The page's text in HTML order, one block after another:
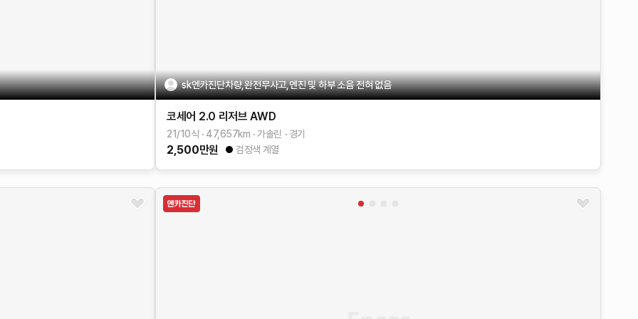
sk엔카진단차량,완전무사고,엔진 및 하부 소음 전혀 없음
코세어 2.0 리저브 AWD
21/10식 47,657km 가솔린 경기
2,500만원 검정색 계열